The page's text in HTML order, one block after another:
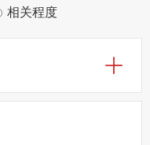
相关程度